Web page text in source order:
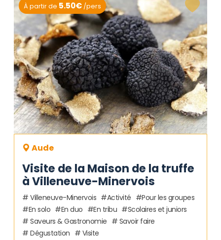
Visite de la Maison de la truffe
à Villeneuve-Minervois
Aude
À partir de 5.50€ /pers
Villeneuve-Minervois Activité
Pour les groupes
En solo
En duo En tribu
Scolaires et juniors
Saveurs & Gastronomie
Savoir faire
Dégustation
Visite